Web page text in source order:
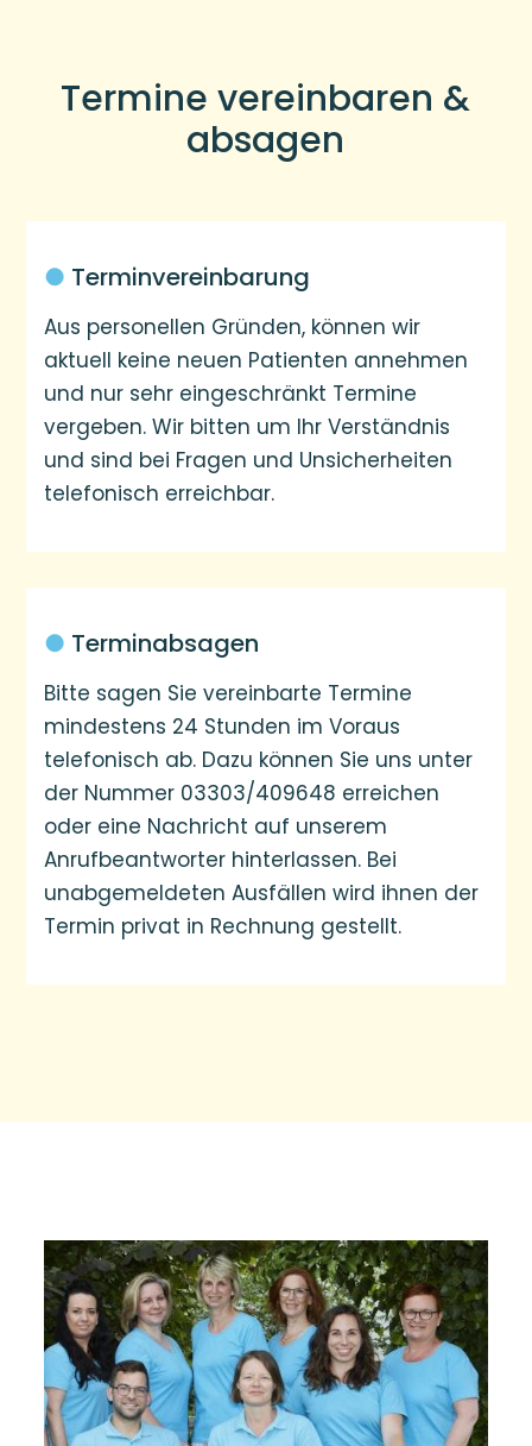
Termine vereinbaren &
absagen
● Terminvereinbarung
Aus personellen Gründen, können wir
aktuell keine neuen Patienten annehmen
und nur sehr eingeschränkt Termine
vergeben. Wir bitten um Ihr Verständnis
und sind bei Fragen und Unsicherheiten
telefonisch erreichbar.
● Terminabsagen
Bitte sagen Sie vereinbarte Termine
mindestens 24 Stunden im Voraus
telefonisch ab. Dazu können Sie uns unter
der Nummer 03303/409648 erreichen
oder eine Nachricht auf unserem
Anrufbeantworter hinterlassen. Bei
unabgemeldeten Ausfällen wird ihnen der
Termin privat in Rechnung gestellt.